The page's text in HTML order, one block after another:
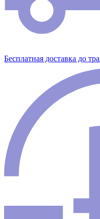
Бесплатная доставка до